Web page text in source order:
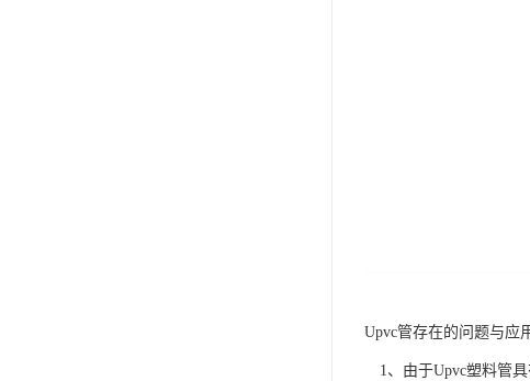
Upvc管存在的问题与应
1、由于Upvc塑料管